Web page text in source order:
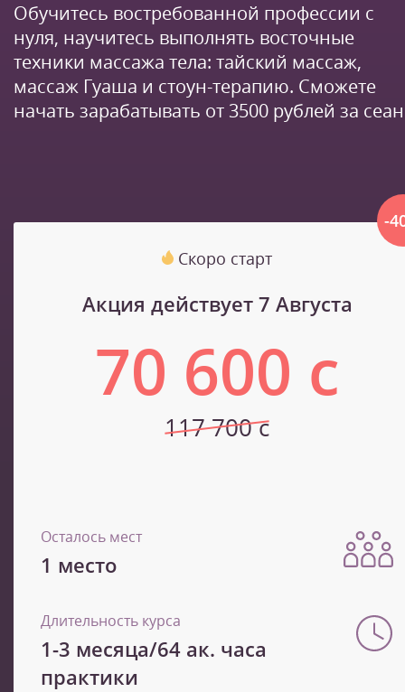
Обучитесь востребованной профессии с
нуля, научитесь выполнять восточные
техники массажа тела: тайский массаж,
массаж Гуаша и стоун-терапию. Сможете
начать зарабатывать от 3500 рублей за
-
Скоро старт
Акция действует 7 Августа
70 600 с
117 700 с
Осталось мест
1 место
Длительность курса
1-3 месяца/64 ак. часа
практики